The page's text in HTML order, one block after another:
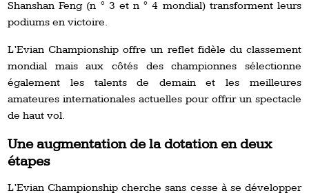
Shanshan Feng (n ° 3 et n ° 4 mondial) transforment leurs
podiums en victoire.
L’Evian Championship offre un reflet fidèle du classement
mondial mais aux côtés des championnes sélectionne
également les talents de demain et les meilleures
amateures internationales actuelles pour offrir un spectacle
de haut vol.
Une augmentation de la dotation en deux
étapes
L’Evian Championship cherche sans cesse à se développer